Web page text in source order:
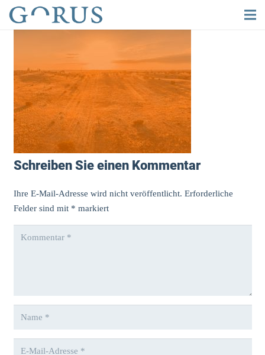
Schreiben Sie einen Kommentar
Ihre E-Mail-Adresse wird nicht veröffentlicht. Erforderliche
Felder sind mit * markiert